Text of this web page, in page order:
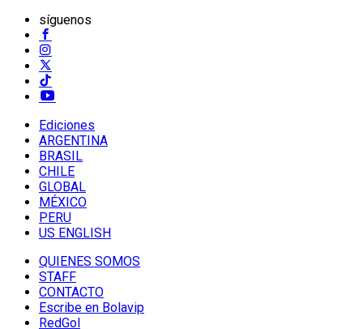
síguenos
Ediciones
ARGENTINA
BRASIL
CHILE
GLOBAL
MÉXICO
PERU
US ENGLISH
QUIENES SOMOS
STAFF
CONTACTO
Escribe en Bolavip
RedGol